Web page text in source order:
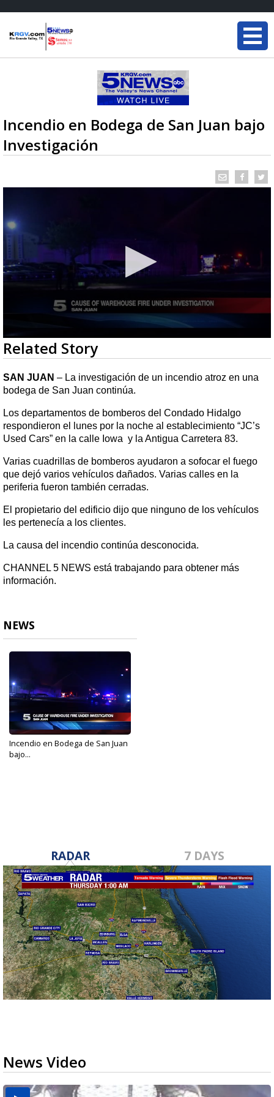
Incendio en Bodega de San Juan bajo
Investigación
0
seconds
of
23
seconds
Related Story
SAN JUAN – La investigación de un incendio atroz en una
bodega de San Juan continúa.
Los departamentos de bomberos del Condado Hidalgo
respondieron el lunes por la noche al establecimiento “JC’s
Used Cars” en la calle Iowa y la Antigua Carretera 83.
Varias cuadrillas de bomberos ayudaron a sofocar el fuego
que dejó varios vehículos dañados. Varias calles en la
periferia fueron también cerradas.
El propietario del edificio dijo que ninguno de los vehículos
les pertenecía a los clientes.
La causa del incendio continúa desconocida.
CHANNEL 5 NEWS está trabajando para obtener más
información.
NEWS
Incendio en Bodega de San Juan
bajo...
RADAR 7 DAYS
News Video